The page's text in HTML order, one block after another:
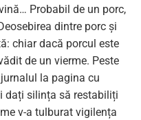
Probabil de un porc,
dintre porc și
chiar dacă porcul este
de un vierme. Peste
la pagina cu
dați silința să restabiliți
v-a tulburat vigilența